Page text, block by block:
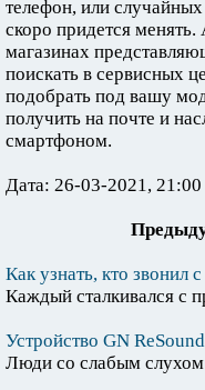
телефон, или
скоро придется
магазинах
поискать в сервисных
подобрать под вашу
получить на почте и
смартфоном.
Дата: 26-03-2021, 21:00
Как узнать, кто звонил
Каждый сталкивался с
Устройство GN
Люди со слабым слухом